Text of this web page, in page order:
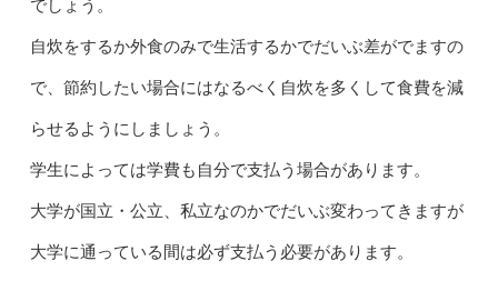
でしょう。
自炊をするか外食のみで生活するかでだいぶ差がでますの
で、節約したい場合にはなるべく自炊を多くして食費を減
らせるようにしましょう。
学生によっては学費も自分で支払う場合があります。
大学が国立・公立、私立なのかでだいぶ変わってきますが
大学に通っている間は必ず支払う必要があります。